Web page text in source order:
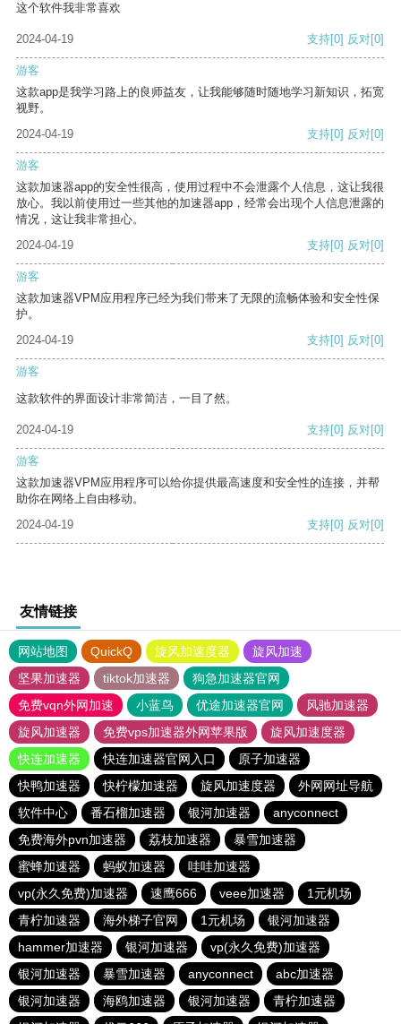
这个软件我非常喜欢
2024-04-19 支持[0] 反对[0]
游客
这款app是我学习路上的良师益友，让我能够随时随地学习新知识，拓宽
视野。
2024-04-19
支持[0] 反对[0]
游客
这款加速器app的安全性很高，使用过程中不会泄露个人信息，这让我很
放心。我以前使用过一些其他的加速器app，经常会出现个人信息泄露的
情况，这让我非常担心。
2024-04-19
支持[0] 反对[0]
游客
这款加速器VPM应用程序已经为我们带来了无限的流畅体验和安全性保
护。
2024-04-19
支持[0] 反对[0]
游客
这款软件的界面设计非常简洁，一目了然。
2024-04-19 支持[0] 反对[0]
游客
这款加速器VPM应用程序可以给你提供最高速度和安全性的连接，并帮
助你在网络上自由移动。
2024-04-19
支持[0] 反对[0]
友情链接
网站地图 QuickQ 旋风加速度器
旋风加速
坚果加速器
tiktok加速器
狗急加速器官网
免费vqn外网加速
小蓝鸟 优途加速器官网
风驰加速器
旋风加速器
免费vps加速器外网苹果版
旋风加速度器
快连加速器
快连加速器官网入口
原子加速器
快鸭加速器
快柠檬加速器 旋风加速度器
外网网址导航
软件中心
番石榴加速器 银河加速器
anyconnect
免费海外pvn加速器
荔枝加速器
暴雪加速器
蜜蜂加速器
蚂蚁加速器
哇哇加速器
vp(永久免费)加速器
速鹰666 veee加速器
1元机场
青柠加速器
海外梯子官网 1元机场
银河加速器
hammer加速器
银河加速器
vp(永久免费)加速器
银河加速器
暴雪加速器 anyconnect
abc加速器
银河加速器
海鸥加速器 银河加速器
青柠加速器